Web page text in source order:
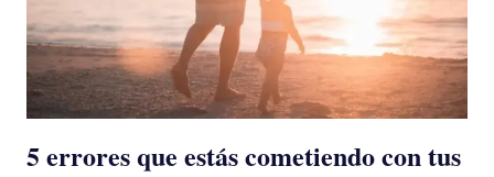
5 errores que estás cometiendo con tus